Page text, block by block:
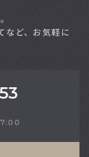
など、お気軽に